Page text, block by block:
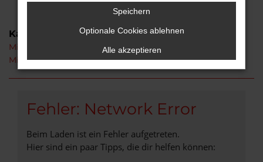
Kategorie
Mitsubishi Outlander Münzenberg
Mitsubishi Outlander Neuwagen Münzenberg
Fehler: Network Error
Beim Laden ist ein Fehler aufgetreten.
Hier sind ein paar Tipps, die dir helfen können:
Speichern
Optionale Cookies ablehnen
Alle akzeptieren